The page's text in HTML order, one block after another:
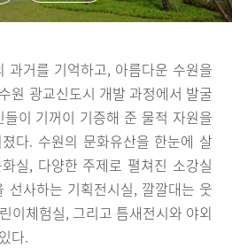
과거를 기억하고, 아름다운 수원을
원 광교신도시 개발 과정에서 발굴
이 기꺼이 기증해 준 물적 자원을
다. 수원의 문화유산을 한눈에 살
실, 다양한 주제로 펼쳐진 소강실
선사하는 기획전시실, 깔깔대는 웃
이체험실, 그리고 틈새전시와 야외
다.